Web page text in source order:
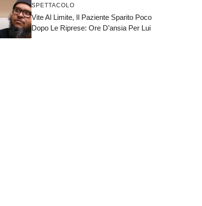
SPETTACOLO
Vite Al Limite, Il Paziente Sparito Poco
Dopo Le Riprese: Ore D’ansia Per Lui